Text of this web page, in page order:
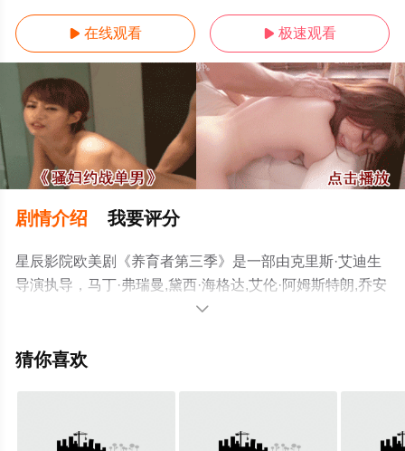
 在线观看  极速观看
剧情介绍 我要评分
星辰影院欧美剧《养育者第三季》是一部由克里斯·艾迪生
导演执导，马丁·弗瑞曼,黛西·海格达,艾伦·阿姆斯特朗,乔安
娜·培根,亚历克斯·伊斯特伍德等演员精彩演绎的英国电视
减完整版电视剧全集就上星辰影视，更多相关信息可移步

猜你喜欢